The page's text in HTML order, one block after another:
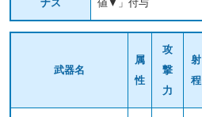
ナス
値▼」付与
武器名
属
性
攻
撃
力
射
程